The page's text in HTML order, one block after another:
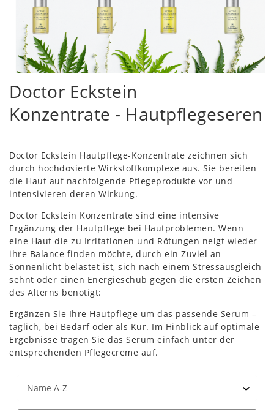
Doctor Eckstein
Konzentrate - Hautpflegeseren
Doctor Eckstein Hautpflege-Konzentrate zeichnen sich
durch hochdosierte Wirkstoffkomplexe aus. Sie bereiten
die Haut auf nachfolgende Pflegeprodukte vor und
intensivieren deren Wirkung.
Doctor Eckstein Konzentrate sind eine intensive
Ergänzung der Hautpflege bei Hautproblemen. Wenn
eine Haut die zu Irritationen und Rötungen neigt wieder
ihre Balance finden möchte, durch ein Zuviel an
Sonnenlicht belastet ist, sich nach einem Stressausgleich
sehnt oder einen Energieschub gegen die ersten Zeichen
des Alterns benötigt:
Ergänzen Sie Ihre Hautpflege um das passende Serum –
täglich, bei Bedarf oder als Kur. Im Hinblick auf optimale
Ergebnisse tragen Sie das Serum einfach unter der
entsprechenden Pflegecreme auf.